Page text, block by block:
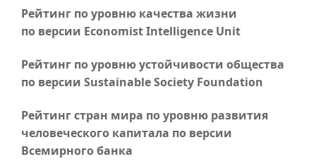
Рейтинг по уровню качества жизни
по версии Economist Intelligence Unit
Рейтинг по уровню устойчивости общества
по версии Sustainable Society Foundation
Рейтинг стран мира по уровню развития
человеческого капитала по версии
Всемирного банка